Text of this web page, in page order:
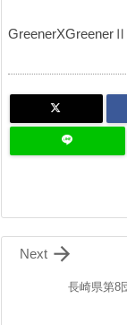
GreenerXGreenerⅡ
長崎県第8

Next